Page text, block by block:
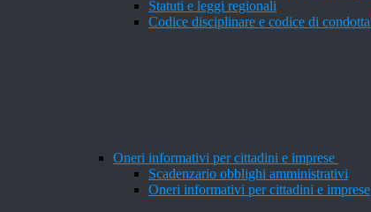
Statuti e leggi regionali
Codice disciplinare e codice di condotta
Oneri informativi per cittadini e imprese
Scadenzario obblighi amministrativi
Oneri informativi per cittadini e imprese